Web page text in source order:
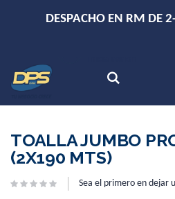
DESPACHO EN RM DE
to
the
end
the
to
the
beginning
the
TOALLA JUMBO
(2X190 MTS)
Sea el primero en dejar